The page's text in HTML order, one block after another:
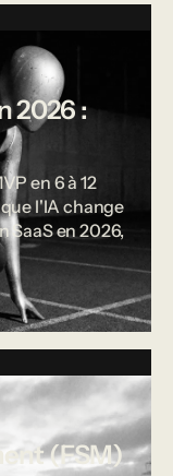
2026 :
en 6 à 12
l'IA change
SaaS en 2026,
(FSM)